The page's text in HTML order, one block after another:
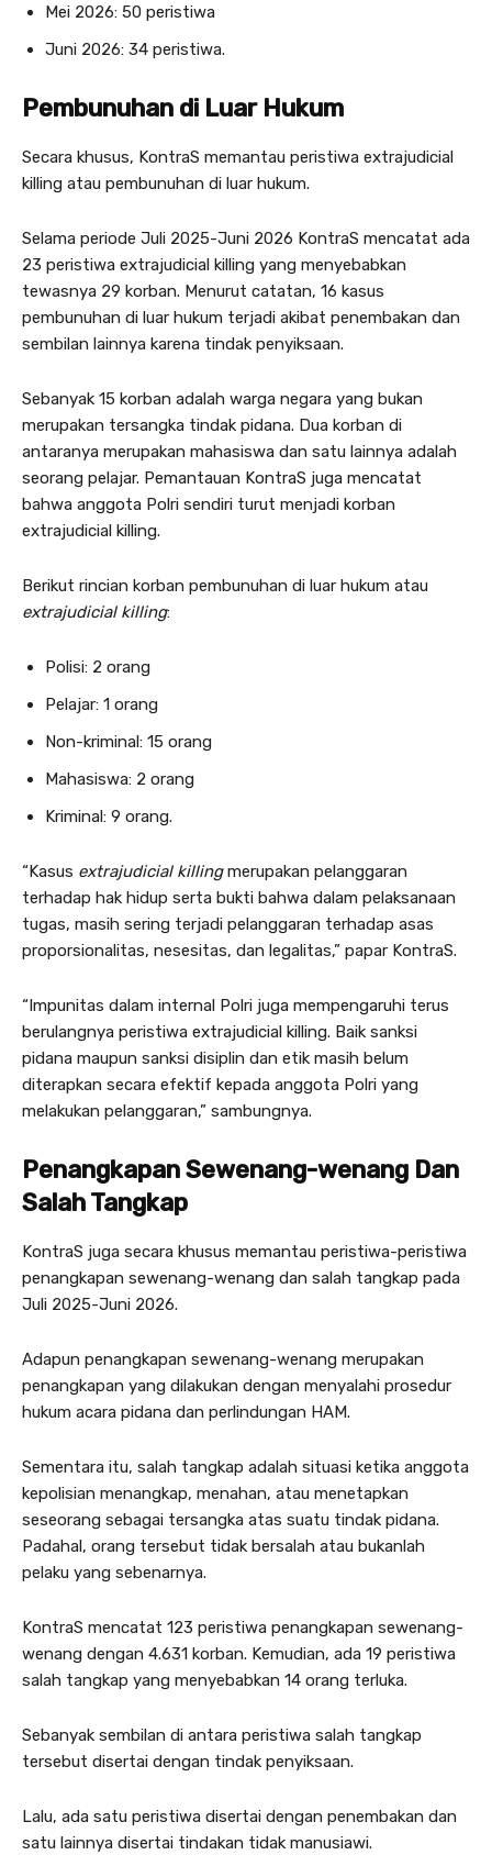
Mei 2026: 50 peristiwa
Juni 2026: 34 peristiwa.
Pembunuhan di Luar Hukum
Secara khusus, KontraS memantau peristiwa extrajudicial
killing atau pembunuhan di luar hukum.
Selama periode Juli 2025-Juni 2026 KontraS mencatat ada
23 peristiwa extrajudicial killing yang menyebabkan
tewasnya 29 korban. Menurut catatan, 16 kasus
pembunuhan di luar hukum terjadi akibat penembakan dan
sembilan lainnya karena tindak penyiksaan.
Sebanyak 15 korban adalah warga negara yang bukan
merupakan tersangka tindak pidana. Dua korban di
antaranya merupakan mahasiswa dan satu lainnya adalah
seorang pelajar. Pemantauan KontraS juga mencatat
bahwa anggota Polri sendiri turut menjadi korban
extrajudicial killing.
Berikut rincian korban pembunuhan di luar hukum atau
extrajudicial killing:
Polisi: 2 orang
Pelajar: 1 orang
Non-kriminal: 15 orang
Mahasiswa: 2 orang
Kriminal: 9 orang.
“Kasus extrajudicial killingmerupakan pelanggaran
terhadap hak hidup serta bukti bahwa dalam pelaksanaan
tugas, masih sering terjadi pelanggaran terhadap asas
proporsionalitas, nesesitas, dan legalitas,” papar KontraS.
“Impunitas dalam internal Polri juga mempengaruhi terus
berulangnya peristiwa extrajudicial killing. Baik sanksi
pidana maupun sanksi disiplin dan etik masih belum
diterapkan secara efektif kepada anggota Polri yang
melakukan pelanggaran,” sambungnya.
Penangkapan Sewenang-wenang Dan
Salah Tangkap
KontraS juga secara khusus memantau peristiwa-peristiwa
penangkapan sewenang-wenang dan salah tangkap pada
Juli 2025-Juni 2026.
Adapun penangkapan sewenang-wenang merupakan
penangkapan yang dilakukan dengan menyalahi prosedur
hukum acara pidana dan perlindungan HAM.
Sementara itu, salah tangkap adalah situasi ketika anggota
kepolisian menangkap, menahan, atau menetapkan
seseorang sebagai tersangka atas suatu tindak pidana.
Padahal, orang tersebut tidak bersalah atau bukanlah
pelaku yang sebenarnya.
KontraS mencatat 123 peristiwa penangkapan sewenang-
wenang dengan 4.631 korban. Kemudian, ada 19 peristiwa
salah tangkap yang menyebabkan 14 orang terluka.
Sebanyak sembilan di antara peristiwa salah tangkap
tersebut disertai dengan tindak penyiksaan.
Lalu, ada satu peristiwa disertai dengan penembakan dan
satu lainnya disertai tindakan tidak manusiawi.